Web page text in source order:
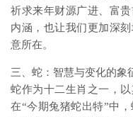
祈求来年财源广进、富
内涵，也让我们更加深
意所在。
三、蛇：智慧与变化的象
蛇作为十二生肖之一，
在“今期兔猪蛇出特”中